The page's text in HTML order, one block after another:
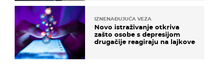
IZNENAĐUJUĆA VEZA
Novo istraživanje otkriva
zašto osobe s depresijom
drugačije reagiraju na lajkove